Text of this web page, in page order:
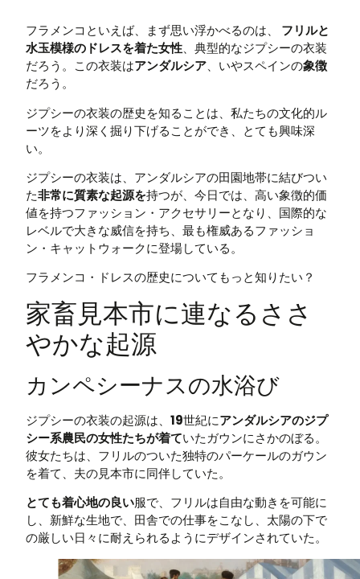
フラメンコといえば、まず思い浮かべるのは、
フリルと
水玉模様のドレスを着た女性、典型的なジプシーの衣装
だろう。この衣装はアンダルシア、いやスペインの象徴
だろう。
ジプシーの衣装の歴史を知ることは、私たちの文化的ル
ーツをより深く掘り下げることができ、とても興味深
い。
ジプシーの衣装は、アンダルシアの田園地帯に結びつい
た非常に質素な起源を持つが、今日では、高い象徴的価
値を持つファッション・アクセサリーとなり、国際的な
レベルで大きな威信を持ち、最も権威あるファッショ
ン・キャットウォークに登場している。
フラメンコ・ドレスの歴史についてもっと知りたい？
家畜見本市に連なるささ
やかな起源
カンペシーナスの水浴び
ジプシーの衣装の起源は、 19世紀にアンダルシアのジプ
シー系農民の女性たちが着ていたガウンにさかのぼる。
彼女たちは、フリルのついた独特のパーケールのガウン
を着て、夫の見本市に同伴していた。
とても着心地の良い服で、フリルは自由な動きを可能に
し、新鮮な生地で、田舎での仕事をこなし、太陽の下で
の厳しい日々に耐えられるようにデザインされていた。